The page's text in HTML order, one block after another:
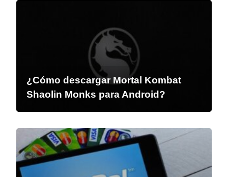
¿Cómo descargar Mortal Kombat
Shaolin Monks para Android?